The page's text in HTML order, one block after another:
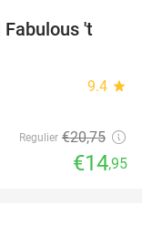
28%
't
9.4 star
Regulier €20,75
€14,95